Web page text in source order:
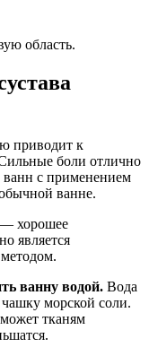
область.
приводит к
боли отлично
ванн с применением
ванне.
— хорошее
является
ванну водой. Вода
морской соли.
тканям